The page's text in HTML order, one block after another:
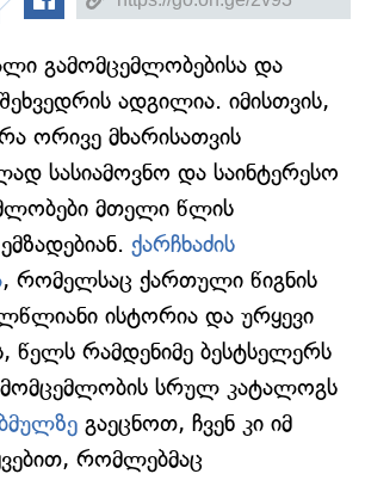
გამომცემლობებისა და
ადგილია. იმისთვის,
ორივე მხარისათვის
სასიამოვნო და საინტერესო
მთელი წლის
ქარჩხაძის
, რომელსაც ქართული წიგნის
ისტორია და ურყევი
წელს რამდენიმე ბესტსელერს
სრულ კატალოგს
გაეცნოთ, ჩვენ კი იმ
რომლებმაც